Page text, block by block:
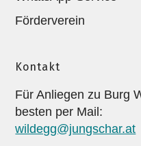
Förderverein
Kontakt
Für Anliegen zu Burg
besten per Mail:
wildegg@jungschar.at